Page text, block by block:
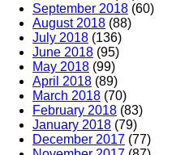
September 2018 (60)
August 2018 (88)
July 2018 (136)
June 2018 (95)
May 2018 (99)
April 2018 (89)
March 2018 (70)
February 2018 (83)
January 2018 (79)
December 2017 (77)